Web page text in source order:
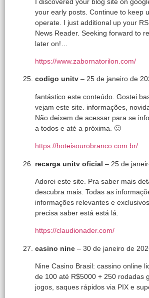
your early posts. Continue to keep
operate. I just additional up your
News Reader. Seeking forward to
later on!…
https://www.zabornatorilon.com/
codigo unitv – 25 de janeiro de
fantástico este conteúdo. Gostei
vejam este site. informações,
Não deixem de acessar para se
a todos e até a próxima. 🙂
https://hoteisourobranco.com.br/
recarga unitv oficial – 25 de
Adorei este site. Pra saber mais
descubra mais. Todas as
informações relevantes e
precisa saber está está lá.
https://claudionader.com/
casino nine – 30 de janeiro de
Nine Casino Brasil: cassino online
de 100 até R$5000 + 250 rodadas
jogos, saques rápidos via PIX e